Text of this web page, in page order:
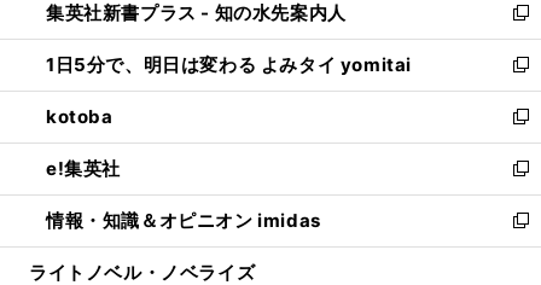
く
ド
ウ
で
開
く
ィ
ン
ド
ウ
で
開
く
い
ウ
ィ
ン
ド
ウ
で
開
く
集英社新書プラス - 知の水先案内人
新
し
い
ウ
ィ
ン
ド
ウ
で
開
1日5分で、明日は変わる よみタイ yomitai
新
し
い
ウ
ィ
ン
ド
ウ
kotoba
新
し
い
ウ
ィ
ン
e!集英社
新
し
い
ウ
情報・知識＆オピニオン imidas
新
し
ライトノベル・ノベライズ